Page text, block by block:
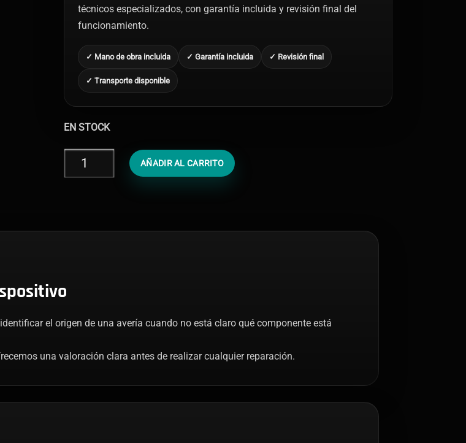
técnicos especializados, con garantía incluida y revisión final del
funcionamiento.
✓ Mano de obra incluida ✓ Garantía incluida ✓ Revisión final
✓ Transporte disponible
EN STOCK
Diagnóstico
iPhone
AÑADIR AL CARRITO
el origen de una avería cuando no está claro qué componente está
una valoración clara antes de realizar cualquier reparación.